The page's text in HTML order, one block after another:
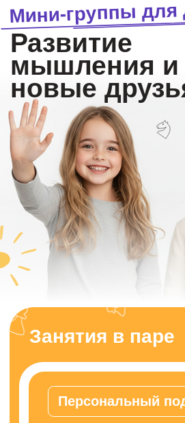
Развитие
мышления и
новые друзья
Мини-группы для детей
Уроки в паре позволяют разобрать
ошибки, и получить персональные
рекомендации во время занятия.
Здоровое соперничество
Ребенок учится проживать
эмоции от побед и поражений в
паре с одним соперником.
Занятия в паре